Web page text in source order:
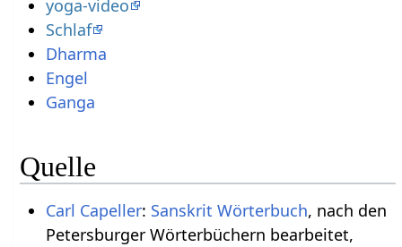
yoga-video
Schlaf
Dharma
Engel
Ganga
Quelle
Carl Capeller: Sanskrit Wörterbuch, nach den
Petersburger Wörterbüchern bearbeitet,